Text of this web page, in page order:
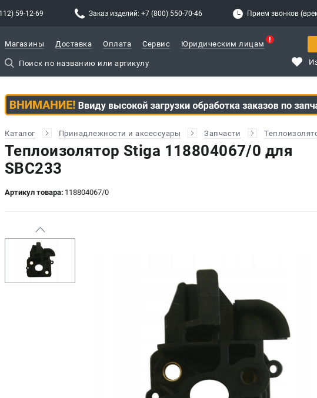
59-12-69 Заказ изделий: +7 (800) 550-70-46 Прием звонков
Магазины Доставка Оплата Сервис Юридическим лицам
Каталог Принадлежности и аксессуары Запчасти
Теплоизолятор Stiga 118804067/0 для
SBC233
Артикул товара: 118804067/0